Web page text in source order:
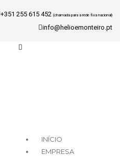
+351 255 615 452 (chamada para a rede fixa nacional)
info@helioemonteiro.pt
INÍCIO
EMPRESA